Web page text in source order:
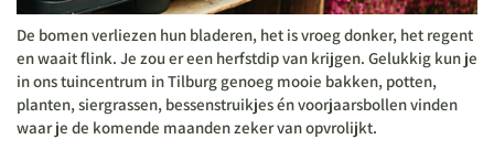
De bomen verliezen hun bladeren, het is vroeg donker, het regent
en waait flink. Je zou er een herfstdip van krijgen. Gelukkig kun je
in ons tuincentrum in Tilburg genoeg mooie bakken, potten,
planten, siergrassen, bessenstruikjes én voorjaarsbollen vinden
waar je de komende maanden zeker van opvrolijkt.